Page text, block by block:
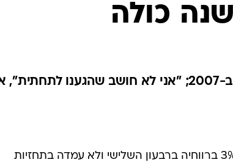
כולה
הרשת מסרה שהחולשה צפויה להימשך ב-2007; "אני לא חושב שהגענו
רשת הום דיפו (סימול HD) רשמה ירידה של 3% ברווחיה ברבעון השלישי ולא עמדה בתחזיות